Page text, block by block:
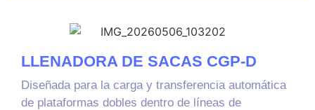
LLENADORA DE SACAS CGP-D
Diseñada para la carga y transferencia automática
de plataformas dobles dentro de líneas de